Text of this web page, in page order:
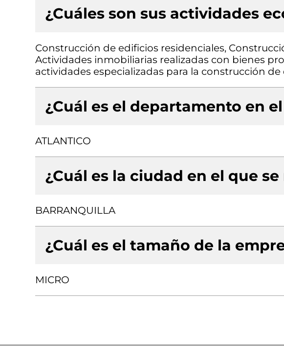
¿Cuáles son sus actividades
Construcción de edificios residenciales,
Actividades inmobiliarias realizadas con bienes
actividades especializadas para la construcción
¿Cuál es el departamento en
ATLANTICO
¿Cuál es la ciudad en el que
BARRANQUILLA
¿Cuál es el tamaño de la
MICRO